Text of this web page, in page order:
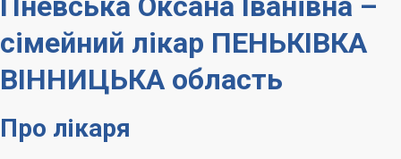
сімейний лікар ПЕНЬКІВКА
ВІННИЦЬКА область
Про лікаря